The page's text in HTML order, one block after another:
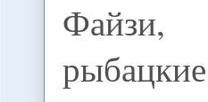
Файзи,